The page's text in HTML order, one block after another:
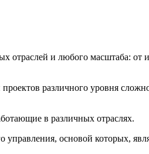
отраслей и любого масштаба:
различного уровня
в различных отраслях.
основой которых,